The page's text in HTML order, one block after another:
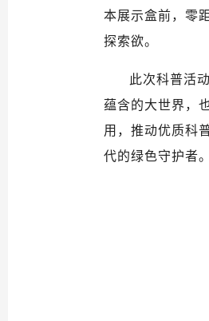
本展示盒前，零
探索欲。
此次科普活
蕴含的大世界，
用，推动优质科
代的绿色守护者。